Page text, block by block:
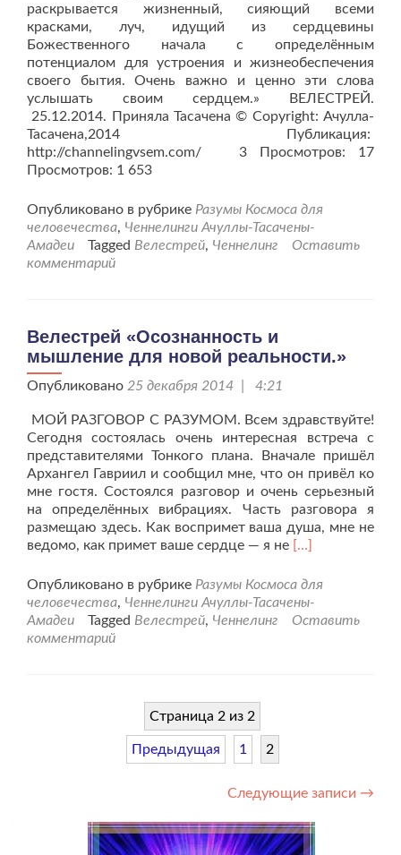
раскрывается жизненный, сияющий всеми
красками, луч, идущий из сердцевины
Божественного начала с определённым
потенциалом для устроения и жизнеобеспечения
своего бытия. Очень важно и ценно эти слова
услышать своим сердцем.» ВЕЛЕСТРЕЙ.
25.12.2014. Приняла Тасачена © Copyright: Ачулла-
Тасачена,2014 Публикация:
http://channelingvsem.com/ 3 Просмотров: 17
Просмотров: 1 653
Опубликовано в рубрике Разумы Космоса для
человечества, Ченнелинги Ачуллы-Тасачены-
Амадеи
Tagged Велестрей, Ченнелинг
Оставить
комментарий
Велестрей «Осознанность и
мышление для новой реальности.»
Опубликовано 25 декабря 2014 | 4:21
МОЙ РАЗГОВОР С РАЗУМОМ. Всем здравствуйте!
Сегодня состоялась очень интересная встреча с
представителями Тонкого плана. Вначале пришёл
Архангел Гавриил и сообщил мне, что он привёл ко
мне гостя. Состоялся разговор и очень серьезный
на определённых вибрациях. Часть разговора я
размещаю здесь. Как воспримет ваша душа, мне не
ведомо, как примет ваше сердце — я не Читать
проВелестрей
«Осознанность
и
[…]
Опубликовано в рубрике Разумы Космоса для
человечества, Ченнелинги Ачуллы-Тасачены-
Амадеи
Tagged Велестрей, Ченнелинг
Оставить
комментарий
Страница 2 из 2
Предыдущая 1 2
Следующие записи →